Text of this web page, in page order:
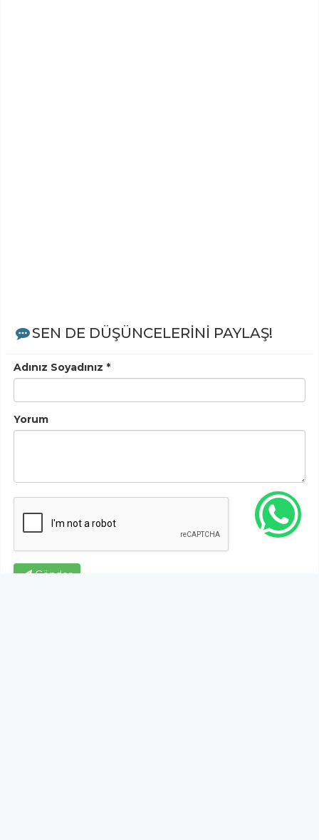
SEN DE DÜŞÜNCELERİNİ PAYLAŞ!
Adınız Soyadınız *
Yorum
Gönder